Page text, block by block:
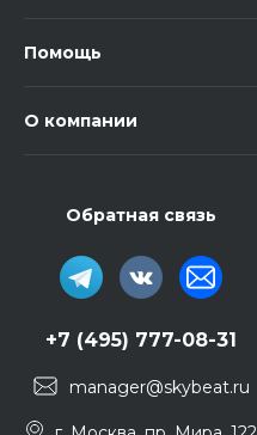
Помощь
О компании
Обратная связь
+7 (495) 777-08-31
manager@skybeat.ru